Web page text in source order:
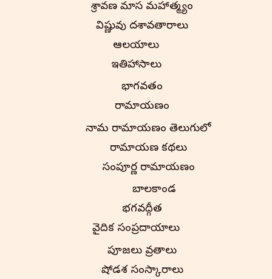
శ్రావణ మాస మహాత్మ్యం
విష్ణువు దశావతారాలు
ఆలయాలు
ఇతిహాసాలు
భాగవతం
రామాయణం
నామ రామాయణం తెలుగులో
రామాయణ కథలు
సంపూర్ణ రామాయణం
బాలకాండ
భగవద్గీత
వైదిక సంప్రదాయాలు
పూజలు వ్రతాలు
షోడశ సంస్కారాలు